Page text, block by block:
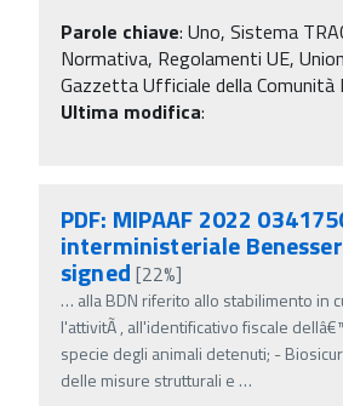
Parole chiave: Uno, Sistema
Normativa, Regolamenti UE,
Gazzetta Ufficiale della Comunità
Ultima modifica:
PDF: MIPAAF 2022
interministeriale
signed [22%]
… alla BDN riferito allo stabilimento in
l'attivitÃ , all'identificativo fiscale
specie degli animali detenuti; -
delle misure strutturali e …